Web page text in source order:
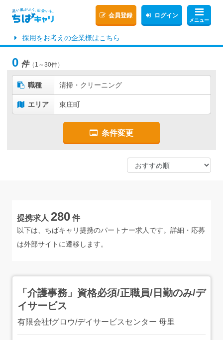
メニュー
会員登録 ログイン
採用をお考えの企業様はこちら
0 件（1～30件）
職種 清掃・クリーニング
エリア 東庄町
条件変更
提携求人 280 件
以下は、ちばキャリ提携のパートナー求人です。詳細・応募
は外部サイトに遷移します。
「介護事務」資格必須/正職員/日勤のみ/デ
イサービス
有限会社fグロウ/デイサービスセンター 母里